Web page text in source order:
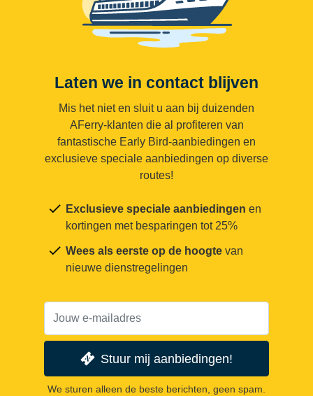
Laten we in contact blijven
Mis het niet en sluit u aan bij duizenden
AFerry-klanten die al profiteren van
fantastische Early Bird-aanbiedingen en
exclusieve speciale aanbiedingen op diverse
routes!
Exclusieve speciale aanbiedingen en
kortingen met besparingen tot 25%
Wees als eerste op de hoogte van
nieuwe dienstregelingen
Stuur mij aanbiedingen!
We sturen alleen de beste berichten, geen spam.